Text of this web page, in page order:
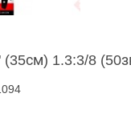
1.3:3/8